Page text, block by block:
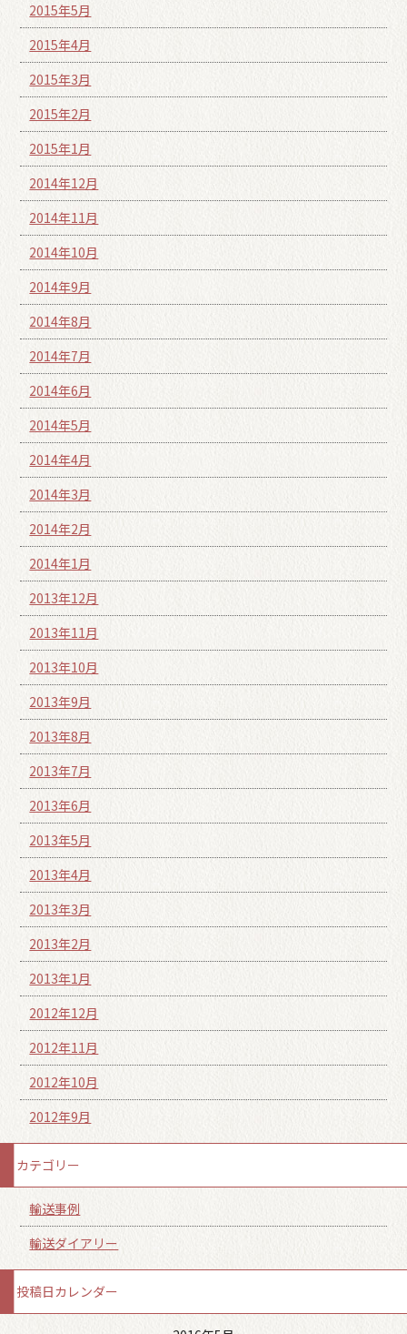
2015年5月
2015年4月
2015年3月
2015年2月
2015年1月
2014年12月
2014年11月
2014年10月
2014年9月
2014年8月
2014年7月
2014年6月
2014年5月
2014年4月
2014年3月
2014年2月
2014年1月
2013年12月
2013年11月
2013年10月
2013年9月
2013年8月
2013年7月
2013年6月
2013年5月
2013年4月
2013年3月
2013年2月
2013年1月
2012年12月
2012年11月
2012年10月
2012年9月
カテゴリー
輸送事例
輸送ダイアリー
投稿日カレンダー